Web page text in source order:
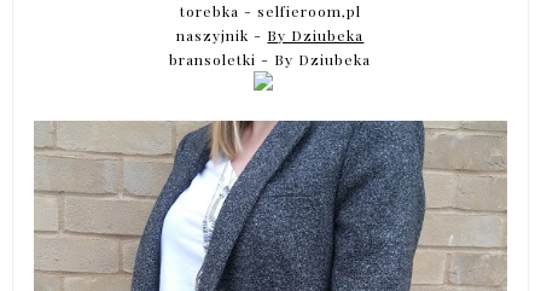
torebka - selfieroom,pl
naszyjnik - By Dziubeka
bransoletki - By Dziubeka